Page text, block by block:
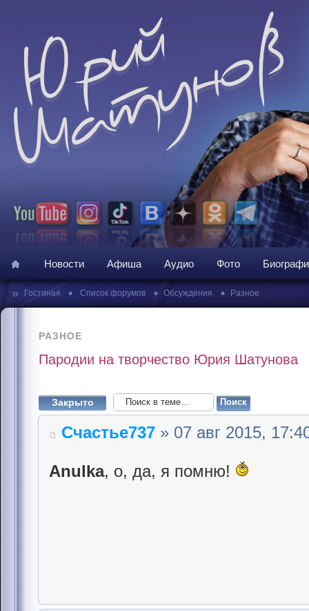
Новости Афиша Аудио Фото
» Гостиная • Список форумов • Обсуждения • Разное
РАЗНОЕ
Пародии на творчество Юрия Шатунова
Закрыто
Счастье737 » 07 авг 2015,
Anulka, о, да, я помню!